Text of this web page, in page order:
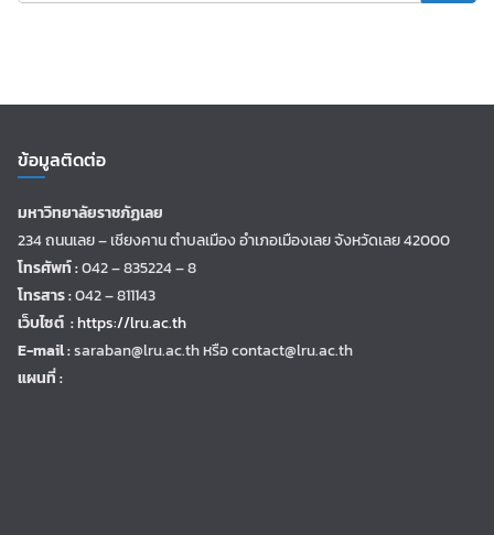
ข้อมูลติดต่อ
มหาวิทยาลัยราชภัฏเลย
234 ถนนเลย – เชียงคาน ตำบลเมือง อำเภอเมืองเลย จังหวัดเลย 42000
โทรศัพท์ :042 – 835224 – 8
โทรสาร :042 – 811143
เว็บไซต์ :https://lru.ac.th
E-mail :saraban@lru.ac.thหรือ contact@lru.ac.th
แผนที่ :